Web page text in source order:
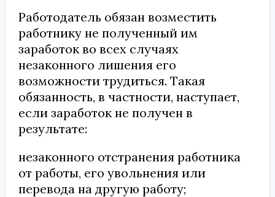
Работодатель обязан возместить
работнику не полученный им
заработок во всех случаях
незаконного лишения его
возможности трудиться. Такая
обязанность, в частности, наступает,
если заработок не получен в
результате:
незаконного отстранения работника
от работы, его увольнения или
перевода на другую работу;